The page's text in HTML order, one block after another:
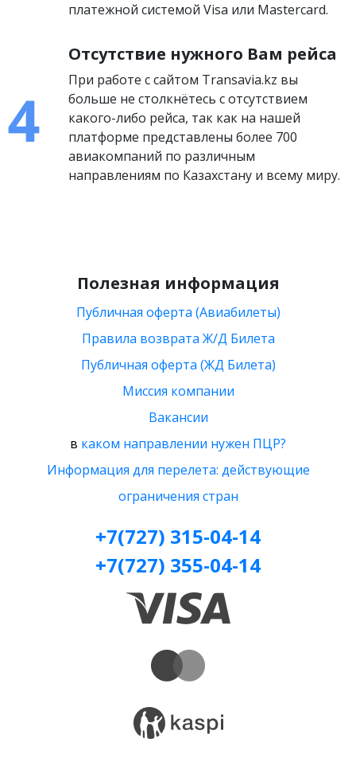
платежной системой Visa или Mastercard.
Отсутствие нужного Вам рейса
При работе с сайтом Transavia.kz вы
больше не столкнётесь с отсутствием
какого-либо рейса, так как на нашей
платформе представлены более 700
авиакомпаний по различным
направлениям по Казахстану и всему миру.
Полезная информация
Публичная оферта (Авиабилеты)
Правила возврата Ж/Д Билета
Публичная оферта (ЖД Билета)
Миссия компании
Вакансии
в каком направлении нужен ПЦР?
Информация для перелета: действующие
ограничения стран
+7(727) 315-04-14
+7(727) 355-04-14